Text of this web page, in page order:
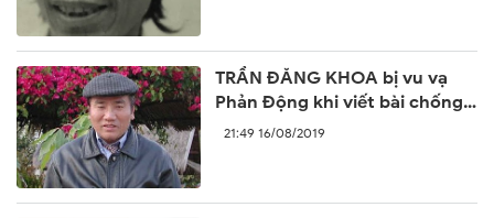
TRẦN ĐĂNG KHOA bị vu vạ
Phản Động khi viết bài chống
lại sự ngang ngược của Trung
21:49 16/08/2019